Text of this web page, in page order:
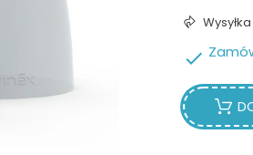
Wysyłka
